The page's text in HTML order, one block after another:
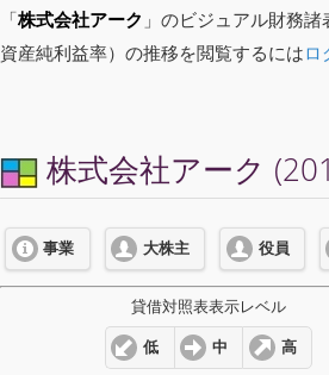
「株式会社アーク 」のビジュアル財務
資産純利益率）の推移を閲覧するにはロ
株式会社アーク
事業 大株主 役員
貸借対照表表示レベル
低 中 高